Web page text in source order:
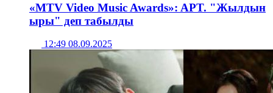
«MTV Video Music Awards»: APT. "Жылдын
ыры" деп табылды
12:49 08.09.2025